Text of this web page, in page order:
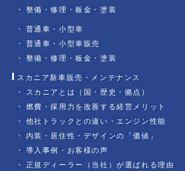
整備・修理・板金・塗装
普通車・小型車
普通車・小型車販売
整備・修理・板金・塗装
スカニア新車販売・メンテナンス
スカニアとは（国・歴史・拠点）
燃費・採用力を改善する経営メリット
他社トラックとの違い・エンジン性能
内装・居住性・デザインの「価値」
導入事例・お客様の声
正規ディーラー（当社）が選ばれる理由